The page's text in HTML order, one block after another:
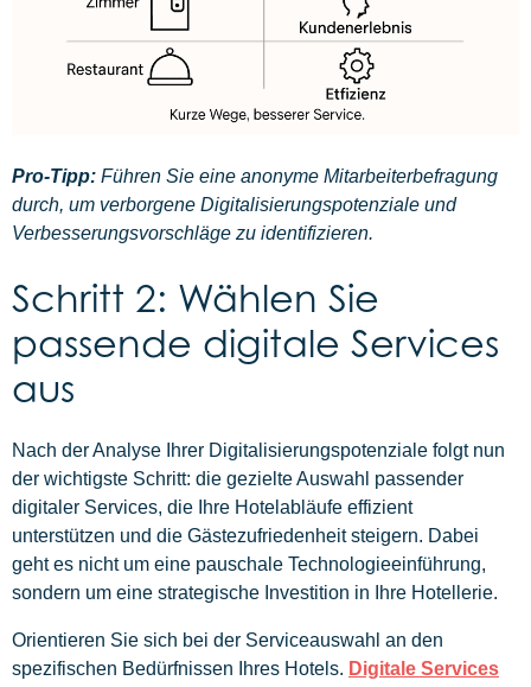
Pro-Tipp: Führen Sie eine anonyme Mitarbeiterbefragung
durch, um verborgene Digitalisierungspotenziale und
Verbesserungsvorschläge zu identifizieren.
Schritt 2: Wählen Sie
passende digitale Services
aus
Nach der Analyse Ihrer Digitalisierungspotenziale folgt nun
der wichtigste Schritt: die gezielte Auswahl passender
digitaler Services, die Ihre Hotelabläufe effizient
unterstützen und die Gästezufriedenheit steigern. Dabei
geht es nicht um eine pauschale Technologieeinführung,
sondern um eine strategische Investition in Ihre Hotellerie.
Orientieren Sie sich bei der Serviceauswahl an den
spezifischen Bedürfnissen Ihres Hotels. Digitale Services